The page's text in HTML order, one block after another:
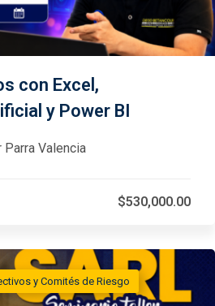
con Excel,
y Power BI
Parra Valencia
$530,000.00
y Comités de Riesgo